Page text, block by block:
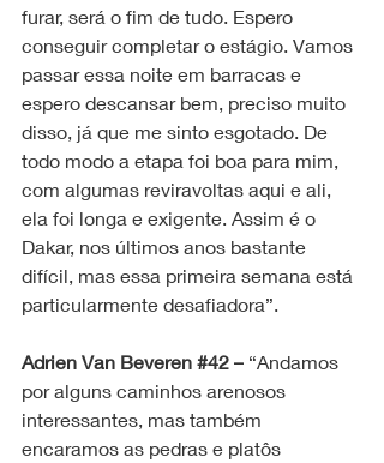
furar, será o fim de tudo. Espero
conseguir completar o estágio. Vamos
passar essa noite em barracas e
espero descansar bem, preciso muito
disso, já que me sinto esgotado. De
todo modo a etapa foi boa para mim,
com algumas reviravoltas aqui e ali,
ela foi longa e exigente. Assim é o
Dakar, nos últimos anos bastante
difícil, mas essa primeira semana está
particularmente desafiadora”.
Adrien Van Beveren #42 – “Andamos
por alguns caminhos arenosos
interessantes, mas também
encaramos as pedras e platôs